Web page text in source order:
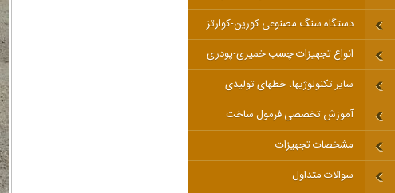
دستگاه سنگ مصنوعی کورین-کوارتز
انواع تجهیزات چسب خمیری-پودری
سایر تکنولوژیها، خطهای تولیدی
آموزش تخصصی فرمول ساخت
مشخصات تجهیزات
سوالات متداول